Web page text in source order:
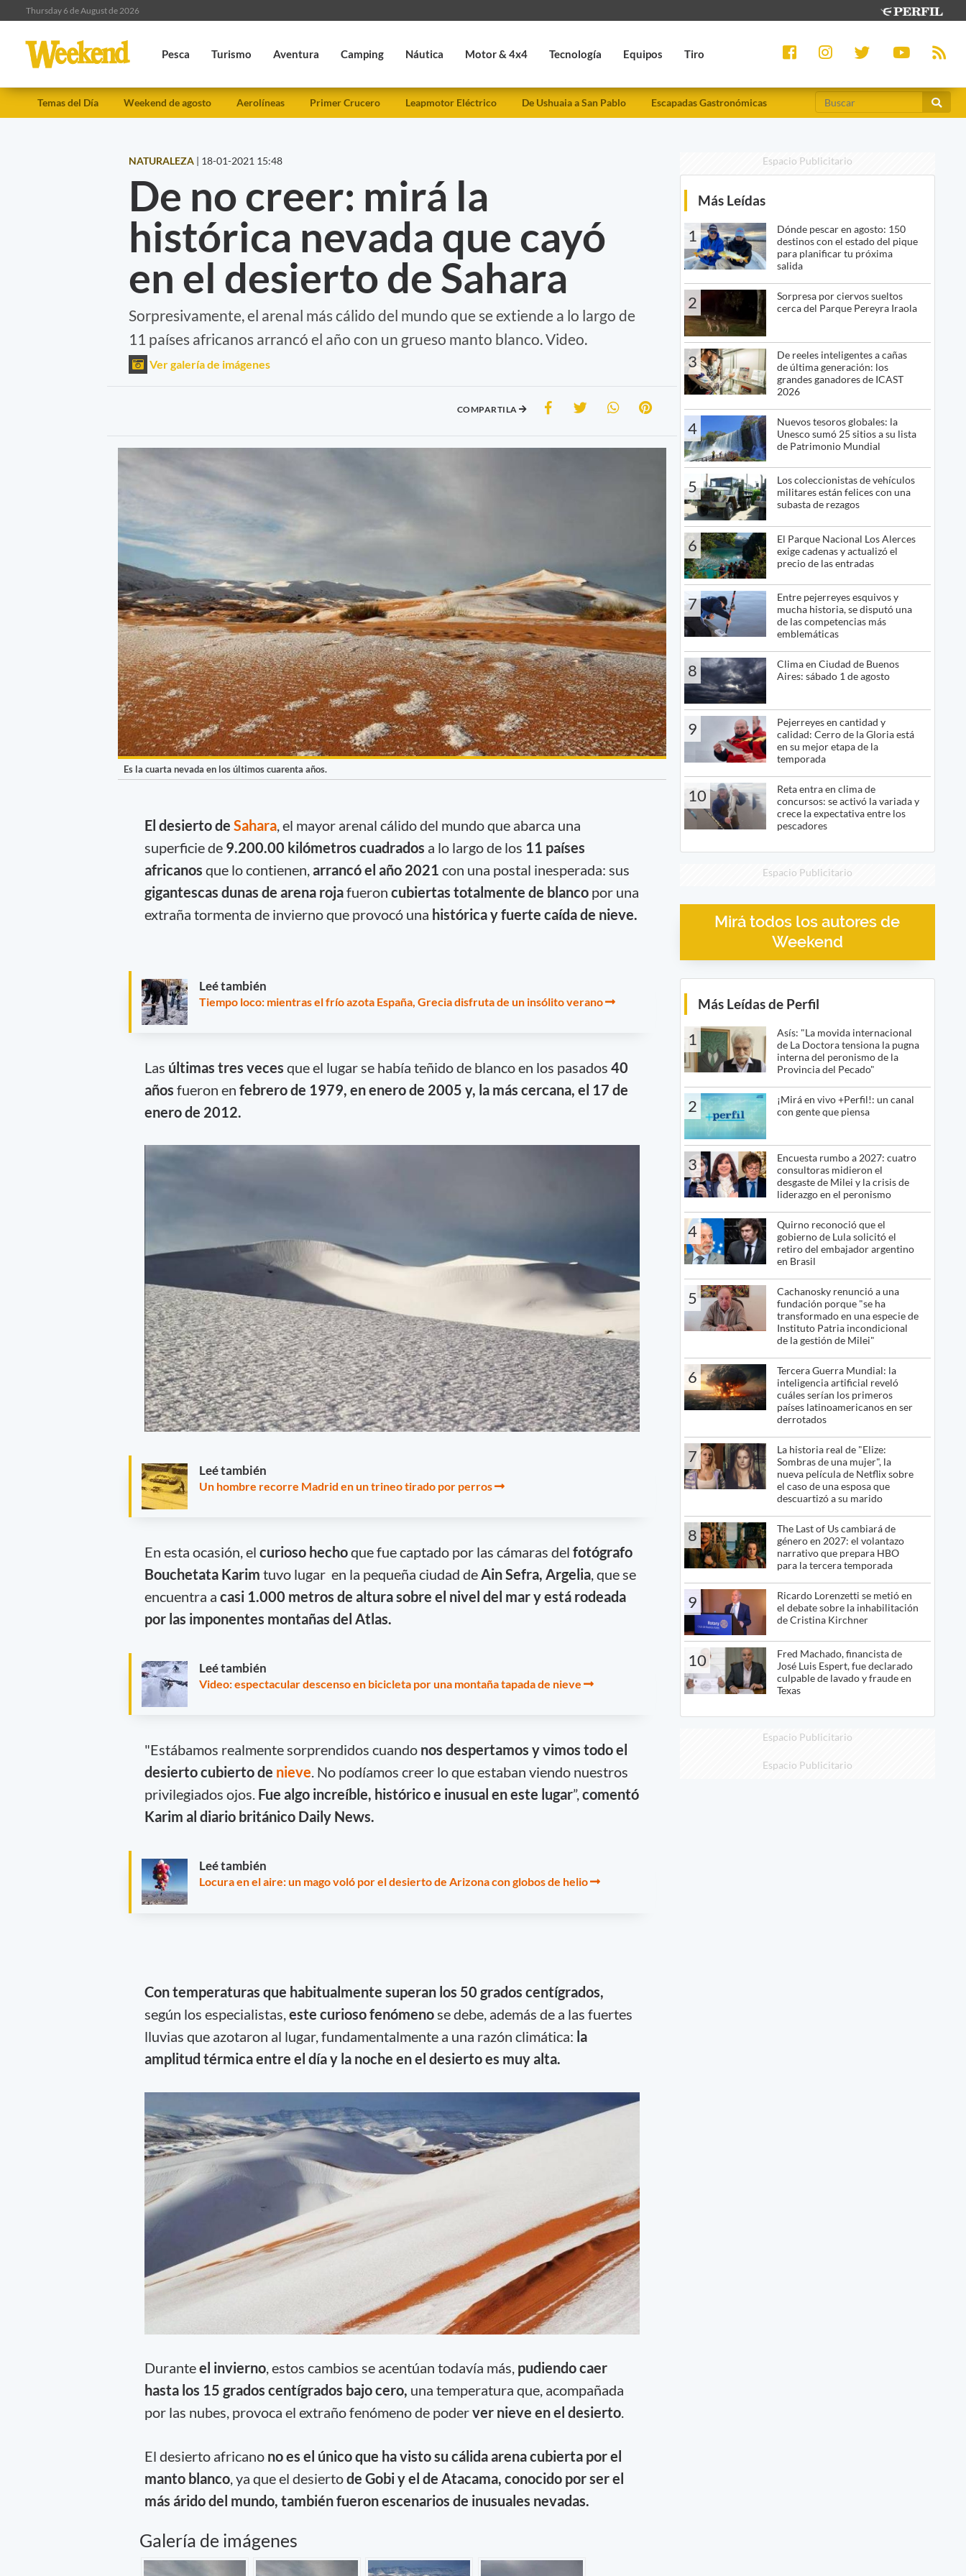
Thursday 6 de August de 2026
Pesca Turismo Aventura Camping Náutica Motor & 4x4 Tecnología Equipos Tiro
Temas del Día Weekend de agosto Aerolíneas Primer Crucero Leapmotor Eléctrico De Ushuaia a San Pablo Escapadas Gastronómicas
NATURALEZA | 18-01-2021 15:48
De no creer: mirá la
histórica nevada que cayó
en el desierto de Sahara
Sorpresivamente, el arenal más cálido del mundo que se extiende a lo largo de
11 países africanos arrancó el año con un grueso manto blanco. Video.
Ver galería de imágenes
COMPARTILA
Es la cuarta nevada en los últimos cuarenta años.
El desierto de Sahara, el mayor arenal cálido del mundo que abarca una
superficie de 9.200.00 kilómetros cuadrados a lo largo de los 11 países
africanos que lo contienen, arrancó el año 2021 con una postal inesperada: sus
gigantescas dunas de arena rojafueron cubiertas totalmente de blancopor una
extraña tormenta de invierno que provocó una histórica y fuerte caída de nieve.
Leé también
Tiempo loco: mientras el frío azota España, Grecia disfruta de un insólito verano
Las últimas tres veces que el lugar se había teñido de blanco en los pasados 40
años fueron en febrero de 1979, en enero de 2005 y, la más cercana, el 17 de
enero de 2012.
Leé también
Un hombre recorre Madrid en un trineo tirado por perros
En esta ocasión, el curioso hechoque fue captado por las cámaras del fotógrafo
Bouchetata Karim tuvo lugar en la pequeña ciudad de Ain Sefra, Argelia, que se
encuentra a casi 1.000 metros de altura sobre el nivel del mar y está rodeada
por las imponentes montañas del Atlas.
Leé también
Video: espectacular descenso en bicicleta por una montaña tapada de nieve
"Estábamos realmente sorprendidos cuando nos despertamos y vimos todo el
desierto cubierto de nieve . No podíamos creer lo que estaban viendo nuestros
privilegiados ojos. Fue algo increíble, histórico e inusual en este lugar”, comentó
Karim al diario británico Daily News.
Leé también
Locura en el aire: un mago voló por el desierto de Arizona con globos de helio
Con temperaturas que habitualmente superan los 50 grados centígrados,
según los especialistas,este curioso fenómenose debe, además de a las fuertes
lluvias que azotaron al lugar, fundamentalmente a una razón climática: la
amplitud térmica entre el día y la noche en el desierto es muy alta.
Duranteel invierno, estos cambios se acentúan todavía más, pudiendo caer
hasta los 15 grados centígrados bajo cero, una temperatura que, acompañada
por las nubes, provoca el extraño fenómeno de poderver nieve en el desierto.
El desierto africano no es el único que ha visto su cálida arena cubierta por el
manto blanco, ya que el desiertode Gobi y el de Atacama, conocido por ser el
más árido del mundo, también fueron escenarios de inusuales nevadas.
Galería de imágenes
Espacio Publicitario
Más Leídas
1
Dónde pescar en agosto: 150
destinos con el estado del pique
para planificar tu próxima
salida
2
Sorpresa por ciervos sueltos
cerca del Parque Pereyra Iraola
3
De reeles inteligentes a cañas
de última generación: los
grandes ganadores de ICAST
2026
4
Nuevos tesoros globales: la
Unesco sumó 25 sitios a su lista
de Patrimonio Mundial
5
Los coleccionistas de vehículos
militares están felices con una
subasta de rezagos
6
El Parque Nacional Los Alerces
exige cadenas y actualizó el
precio de las entradas
7
Entre pejerreyes esquivos y
mucha historia, se disputó una
de las competencias más
emblemáticas
8
Clima en Ciudad de Buenos
Aires: sábado 1 de agosto
9
Pejerreyes en cantidad y
calidad: Cerro de la Gloria está
en su mejor etapa de la
temporada
10
Reta entra en clima de
concursos: se activó la variada y
crece la expectativa entre los
pescadores
Espacio Publicitario
Mirá todos los autores de
Weekend
Más Leídas de Perfil
1
Asís: "La movida internacional
de La Doctora tensiona la pugna
interna del peronismo de la
Provincia del Pecado"
2
¡Mirá en vivo +Perfil!: un canal
con gente que piensa
3
Encuesta rumbo a 2027: cuatro
consultoras midieron el
desgaste de Milei y la crisis de
liderazgo en el peronismo
4
Quirno reconoció que el
gobierno de Lula solicitó el
retiro del embajador argentino
en Brasil
5
Cachanosky renunció a una
fundación porque "se ha
transformado en una especie de
Instituto Patria incondicional
de la gestión de Milei"
6
Tercera Guerra Mundial: la
inteligencia artificial reveló
cuáles serían los primeros
países latinoamericanos en ser
derrotados
7
La historia real de "Elize:
Sombras de una mujer", la
nueva película de Netflix sobre
el caso de una esposa que
descuartizó a su marido
8
The Last of Us cambiará de
género en 2027: el volantazo
narrativo que prepara HBO
para la tercera temporada
9
Ricardo Lorenzetti se metió en
el debate sobre la inhabilitación
de Cristina Kirchner
10
Fred Machado, financista de
José Luis Espert, fue declarado
culpable de lavado y fraude en
Texas
Espacio Publicitario
Espacio Publicitario